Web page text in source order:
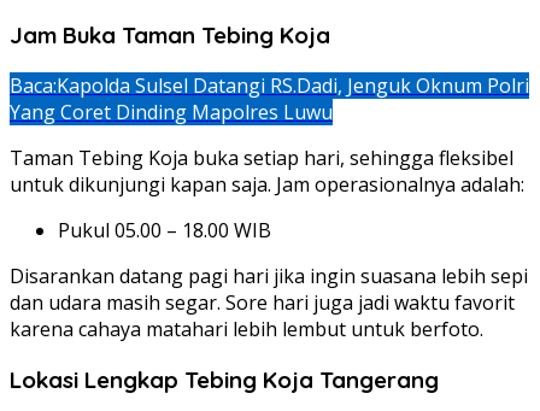
Jam Buka Taman Tebing Koja
Baca:Kapolda Sulsel Datangi RS.Dadi, Jenguk Oknum Polri
Yang Coret Dinding Mapolres Luwu
Taman Tebing Koja buka setiap hari, sehingga fleksibel
untuk dikunjungi kapan saja. Jam operasionalnya adalah:
Pukul 05.00 – 18.00 WIB
Disarankan datang pagi hari jika ingin suasana lebih sepi
dan udara masih segar. Sore hari juga jadi waktu favorit
karena cahaya matahari lebih lembut untuk berfoto.
Lokasi Lengkap Tebing Koja Tangerang